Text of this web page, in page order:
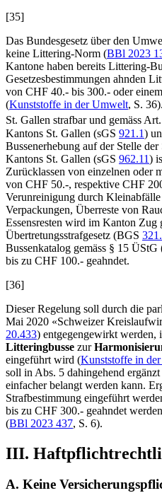
[35]
Das Bundesgesetz über den
keine Littering-Norm (BBl 2023
Kantone haben bereits Littering-
Gesetzesbestimmungen ahnden
von CHF 40.- bis 300.- oder
(Kunststoffe in der Umwelt, S.
St. Gallen strafbar und gemäss
Kantons St. Gallen (sGS 921.1)
Bussenerhebung auf der Stelle
Kantons St. Gallen (sGS 962.11)
Zurücklassen von einzelnen oder
von CHF 50.-, respektive CHF
Verunreinigung durch
Verpackungen, Überreste von
Essensresten wird im Kanton Zug
Übertretungsstrafgesetz (BGS
Bussenkatalog gemäss § 15 ÜStG
bis zu CHF 100.- geahndet.
[36]
Dieser Regelung soll durch die
Mai 2020 «Schweizer
20.433) entgegengewirkt werden,
Litteringbusse zur
eingeführt wird (Kunststoffe in
soll in Abs. 5 dahingehend
einfacher belangt werden kann.
Strafbestimmung eingeführt
bis zu CHF 300.- geahndet
(BBl 2023 437, S. 6).
III.
A. Keine